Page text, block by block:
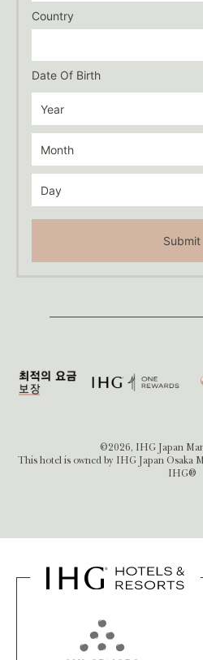
Country
Date Of Birth
Submit
©2026, IHG Japan
This hotel is owned by IHG Japan Osaka
IHG®